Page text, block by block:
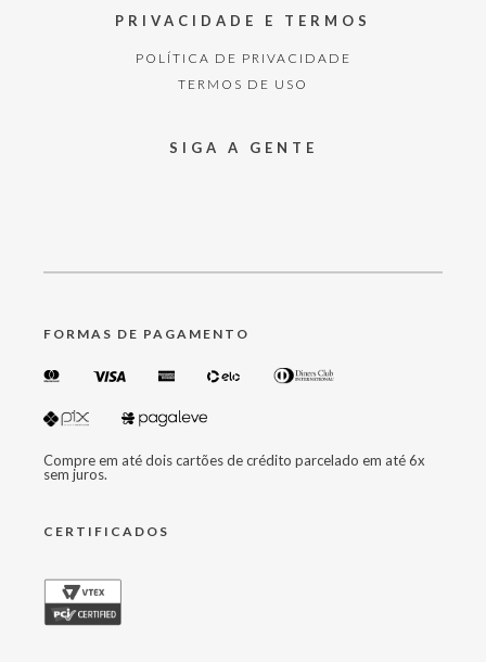
PRIVACIDADE E TERMOS
POLÍTICA DE PRIVACIDADE
TERMOS DE USO
SIGA A GENTE
FORMAS DE PAGAMENTO
Compre em até dois cartões de crédito parcelado em até 6x
sem juros.
CERTIFICADOS